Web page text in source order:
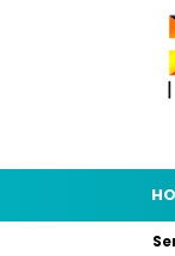
Tiru Aplikasi